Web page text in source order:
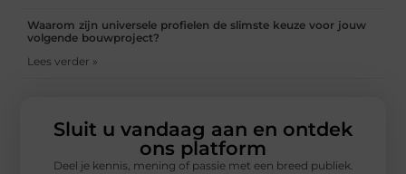
Waarom zijn universele profielen de slimste keuze voor jouw
volgende bouwproject?
Lees verder »
Sluit u vandaag aan en ontdek
ons platform
Deel je kennis, mening of passie met een breed publiek.